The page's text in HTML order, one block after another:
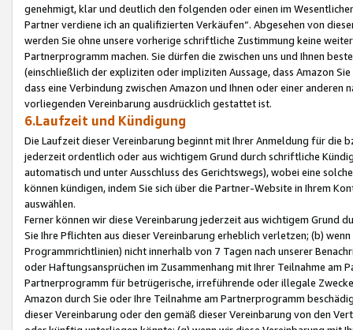
genehmigt, klar und deutlich den folgenden oder einen im
Partner verdiene ich an qualifizierten Verkäufen“. Abgesehen von
werden Sie ohne unsere vorherige schriftliche Zustimmung keine
Partnerprogramm machen. Sie dürfen die zwischen uns und Ihnen
(einschließlich der expliziten oder impliziten Aussage, dass Amazon
dass eine Verbindung zwischen Amazon und Ihnen oder einer
vorliegenden Vereinbarung ausdrücklich gestattet ist.
6.Laufzeit und Kündigung
Die Laufzeit dieser Vereinbarung beginnt mit Ihrer Anmeldung für die
jederzeit ordentlich oder aus wichtigem Grund durch schriftliche
automatisch und unter Ausschluss des Gerichtswegs), wobei eine
können kündigen, indem Sie sich über die Partner-Website in Ihrem
auswählen.
Ferner können wir diese Vereinbarung jederzeit aus wichtigem Grund
Sie Ihre Pflichten aus dieser Vereinbarung erheblich verletzen; (b)
Programmrichtlinien) nicht innerhalb von 7 Tagen nach unserer
oder Haftungsansprüchen im Zusammenhang mit Ihrer Teilnahme am
Partnerprogramm für betrügerische, irreführende oder illegale
Amazon durch Sie oder Ihre Teilnahme am Partnerprogramm
dieser Vereinbarung oder den gemäß dieser Vereinbarung von den